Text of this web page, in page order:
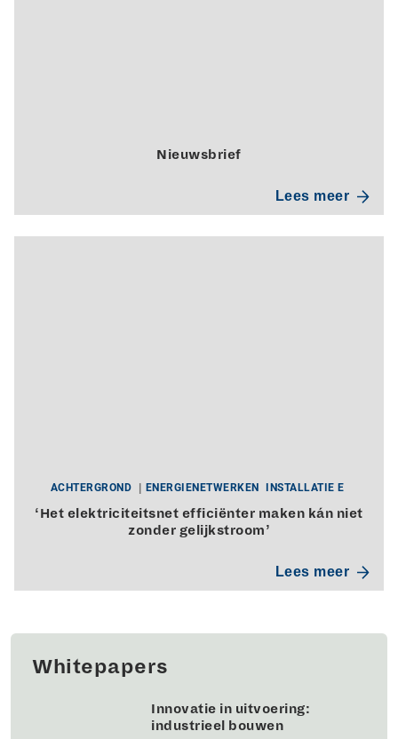
Nieuwsbrief
Lees meer
ACHTERGROND ENERGIENETWERKEN INSTALLATIE E
‘Het elektriciteitsnet efficiënter maken kán niet
zonder gelijkstroom’
Lees meer
Whitepapers
Innovatie in uitvoering:
industrieel bouwen